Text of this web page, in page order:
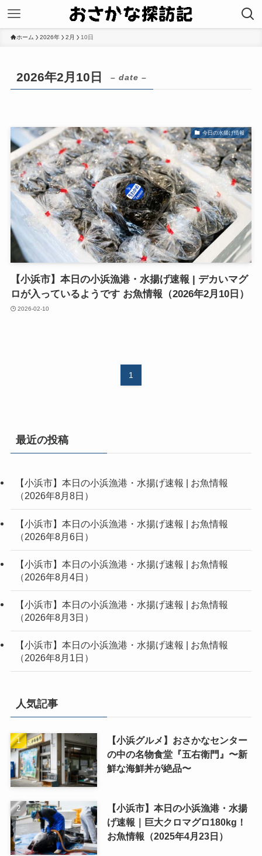
ホーム 2026年 2月 10日
2026年2月10日 – date –
今日の水揚げ情報
【小浜市】本日の小浜漁港・水揚げ速報 | デカいマグ
ロが入っているようです お魚情報（2026年2月10日）
2026-02-10
1
最近の投稿
【小浜市】本日の小浜漁港・水揚げ速報 | お魚情報
（2026年8月8日）
【小浜市】本日の小浜漁港・水揚げ速報 | お魚情報
（2026年8月6日）
【小浜市】本日の小浜漁港・水揚げ速報 | お魚情報
（2026年8月4日）
【小浜市】本日の小浜漁港・水揚げ速報 | お魚情報
（2026年8月3日）
【小浜市】本日の小浜漁港・水揚げ速報 | お魚情報
（2026年8月1日）
人気記事
【小浜グルメ】おさかなセンター
の中の名物食堂『五右衛門』〜新
鮮な海鮮丼が絶品〜
【小浜市】本日の小浜漁港・水揚
げ速報｜巨大クロマグロ180kg！
お魚情報（2025年4月23日）